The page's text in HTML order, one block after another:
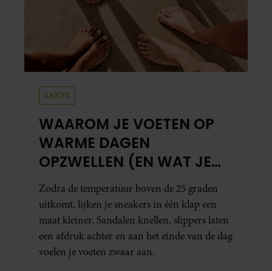
SANTE
WAAROM JE VOETEN OP
WARME DAGEN
OPZWELLEN (EN WAT JE
ERAAN KUNT DOEN)
Zodra de temperatuur boven de 25 graden
uitkomt, lijken je sneakers in één klap een
maat kleiner. Sandalen knellen, slippers laten
een afdruk achter en aan het einde van de dag
voelen je voeten zwaar aan.